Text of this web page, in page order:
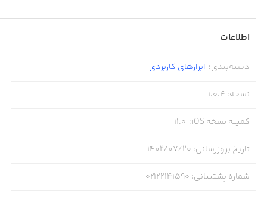
اطلاعات
دسته‌بندی: ابزار‌های کاربردی
نسخه:
1.0.4
کمینه نسخه iOS :
11.0
تاریخ بروزرسانی: ۱۴۰۲/۰۷/۲۰
شماره پشتیبانی:
02122141590